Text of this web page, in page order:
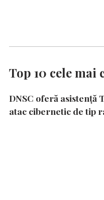
Top 10 cele mai
DNSC oferă asistență
atac cibernetic de tip